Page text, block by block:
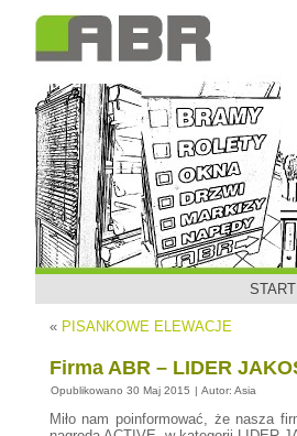
START
« PISANKOWE ELEWACJE
Firma ABR – LIDER
Opublikowano 30 Maj 2015 | Autor: Asia
Miło nam poinformować, że nasza